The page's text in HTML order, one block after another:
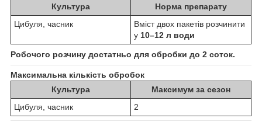
Культура
Норма препарату
Цибуля, часник
Вміст двох пакетів розчинити
у 10–12 л води
Робочого розчину достатньо для обробки до 2 соток.
Максимальна кількість обробок
Культура
Максимум за сезон
Цибуля, часник
2